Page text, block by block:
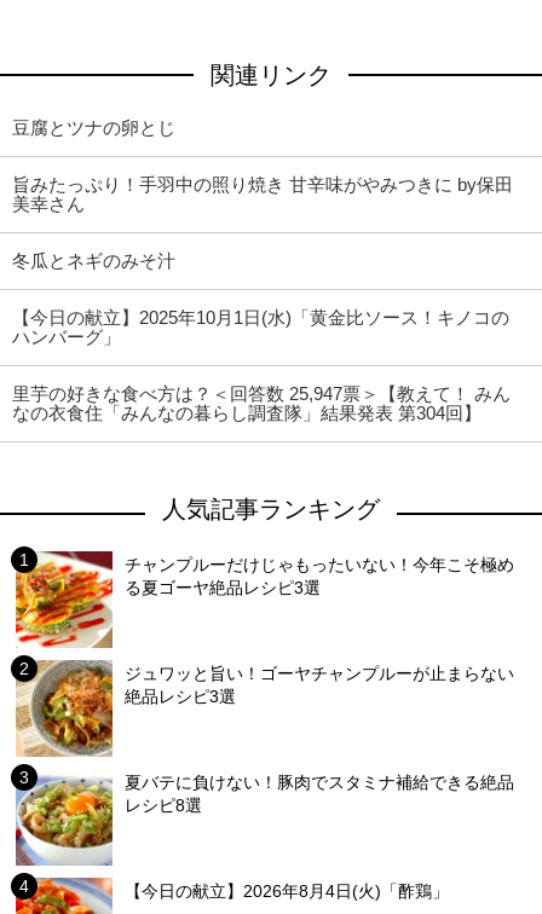
関連リンク
豆腐とツナの卵とじ
旨みたっぷり！手羽中の照り焼き 甘辛味がやみつきに by保田
美幸さん
冬瓜とネギのみそ汁
【今日の献立】2025年10月1日(水)「黄金比ソース！キノコの
ハンバーグ」
里芋の好きな食べ方は？＜回答数 25,947票＞【教えて！ みん
なの衣食住「みんなの暮らし調査隊」結果発表 第304回】
人気記事ランキング
チャンプルーだけじゃもったいない！今年こそ極め
る夏ゴーヤ絶品レシピ3選
ジュワッと旨い！ゴーヤチャンプルーが止まらない
絶品レシピ3選
夏バテに負けない！豚肉でスタミナ補給できる絶品
レシピ8選
【今日の献立】2026年8月4日(火)「酢鶏」